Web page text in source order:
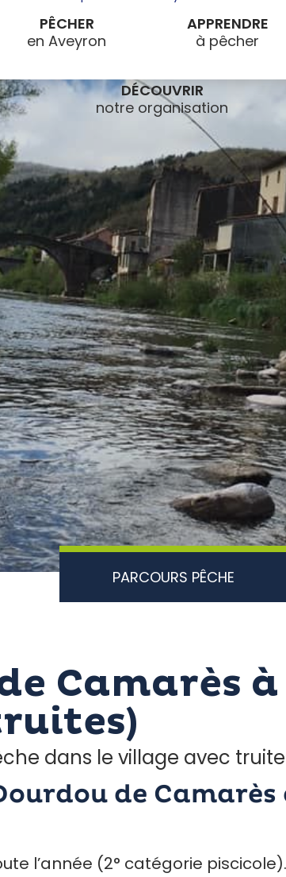
PÊCHER APPRENDRE
DÉCOUVRIR
PARCOURS PÊCHE
Camarès
dans le village avec
de Camarès
l’année (2° catégorie piscicole).